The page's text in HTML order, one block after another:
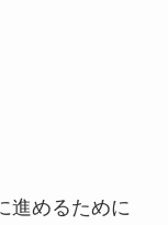
進めるために